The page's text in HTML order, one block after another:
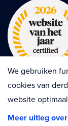
Algemene
We gebruiken
cookies van
website
Meer uitleg